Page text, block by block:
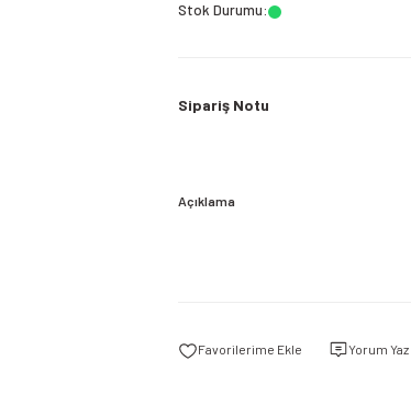
Stok Durumu:
Sipariş Notu
Açıklama
Yorum Yaz